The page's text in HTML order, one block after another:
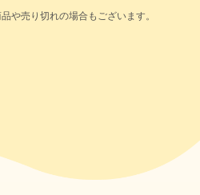
や売り切れの場合もございます。